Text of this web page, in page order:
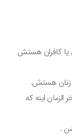
کافران هستش
هستش.
اینه که
.